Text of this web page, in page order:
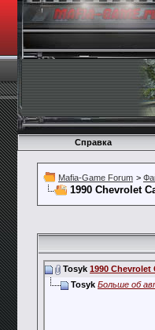
Справка
Mafia-Game Forum >
1990 Chevrolet
Tosyk 1990 Chevrolet
Tosyk Больше об